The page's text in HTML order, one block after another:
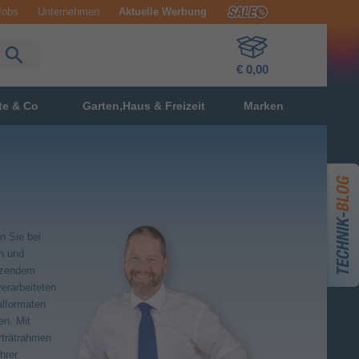
Unternehmen Aktuelle Werbung
€ 0,00
& Co Garten,Haus & Freizeit Marken
Sie bei
und
Mit